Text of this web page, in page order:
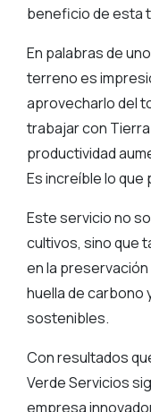
beneficio de esta
En palabras de
terreno es
aprovecharlo del
trabajar con
productividad
Es increíble lo que
Este servicio no
cultivos, sino que
en la preservación
huella de carbono
sostenibles.
Con resultados
Verde Servicios
empresa